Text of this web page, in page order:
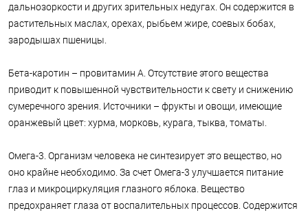
дальнозоркости и других зрительных недугах. Он содержится в
растительных маслах, орехах, рыбьем жире, соевых бобах,
зародышах пшеницы.
Бета-каротин – провитамин А. Отсутствие этого вещества
приводит к повышенной чувствительности к свету и снижению
сумеречного зрения. Источники – фрукты и овощи, имеющие
оранжевый цвет: хурма, морковь, курага, тыква, томаты.
Омега-3. Организм человека не синтезирует это вещество, но
оно крайне необходимо. За счет Омега-3 улучшается питание
глаз и микроциркуляция глазного яблока. Вещество
предохраняет глаза от воспалительных процессов. Содержится